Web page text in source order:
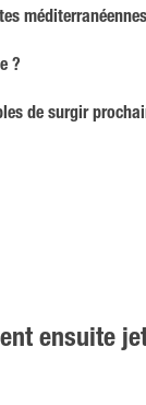
méditerranéennes
?
de surgir
ensuite